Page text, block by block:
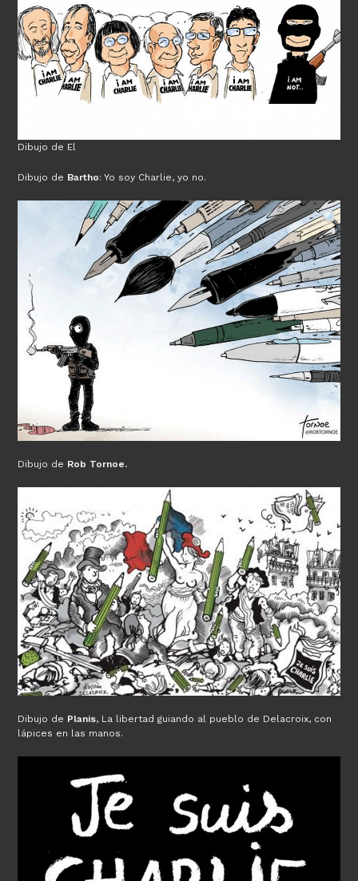
Dibujo de El
Dibujo de Bartho: Yo soy Charlie, yo no.
Dibujo de Rob Tornoe.
Dibujo de Planis, La libertad guiando al pueblo de Delacroix, con
lápices en las manos.